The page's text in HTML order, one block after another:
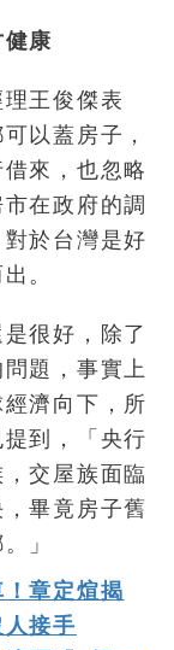
康
王俊傑表
以蓋房子，
來，也忽略
在政府的調
於台灣是好
。
很好，除了
題，事實上
濟向下，所
到，「央行
交屋族面臨
畢竟房子舊
」
章定煊揭
人接手